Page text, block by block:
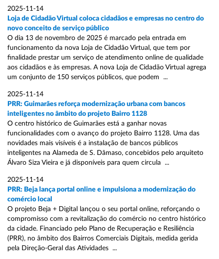
2025-11-14
Loja de Cidadão Virtual coloca cidadãos e empresas no centro do
novo conceito de serviço público
O dia 13 de novembro de 2025 é marcado pela entrada em
funcionamento da nova Loja de Cidadão Virtual, que tem por
finalidade prestar um serviço de atendimento online de qualidade
aos cidadãos e às empresas. A nova Loja de Cidadão Virtual agrega
um conjunto de 150 serviços públicos, que podem ...
2025-11-14
PRR: Guimarães reforça modernização urbana com bancos
inteligentes no âmbito do projeto Bairro 1128
O centro histórico de Guimarães está a ganhar novas
funcionalidades com o avanço do projeto Bairro 1128. Uma das
novidades mais visíveis é a instalação de bancos públicos
inteligentes na Alameda de S. Dâmaso, concebidos pelo arquiteto
Álvaro Siza Vieira e já disponíveis para quem circula ...
2025-11-14
PRR: Beja lança portal online e impulsiona a modernização do
comércio local
O projeto Beja + Digital lançou o seu portal online, reforçando o
compromisso com a revitalização do comércio no centro histórico
da cidade. Financiado pelo Plano de Recuperação e Resiliência
(PRR), no âmbito dos Bairros Comerciais Digitais, medida gerida
pela Direção-Geral das Atividades ...